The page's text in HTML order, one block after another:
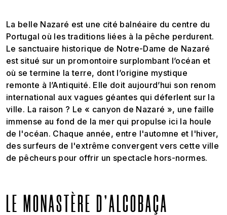
La belle Nazaré est une cité balnéaire du centre du
Portugal où les traditions liées à la pêche perdurent.
Le sanctuaire historique de Notre-Dame de Nazaré
est situé sur un promontoire surplombant l’océan et
où se termine la terre, dont l’origine mystique
remonte à l’Antiquité. Elle doit aujourd’hui son renom
international aux vagues géantes qui déferlent sur la
ville. La raison ? Le « canyon de Nazaré », une faille
immense au fond de la mer qui propulse ici la houle
de l'océan. Chaque année, entre l'automne et l'hiver,
des surfeurs de l'extrême convergent vers cette ville
de pêcheurs pour offrir un spectacle hors-normes.
LE MONASTÈRE D’ALCOBAÇA